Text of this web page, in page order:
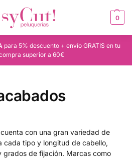
0
para 5% descuento + envío GRATIS en tu
superior a 60€
con una gran variedad de
cada tipo y longitud de cabello,
de fijación. Marcas como